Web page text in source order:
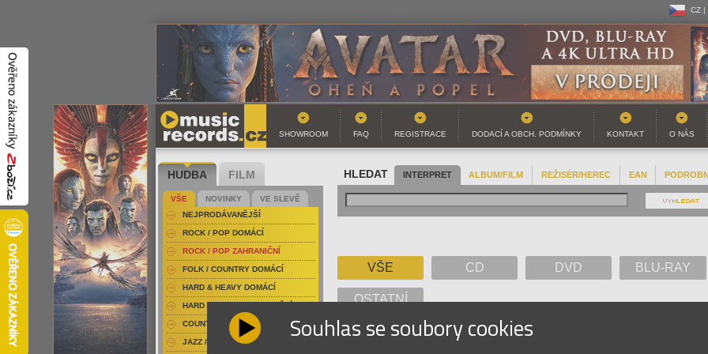
CZ |
CZ
SK
SHOWROOM
FAQ REGISTRACE DODACÍ A OBCH. PODMÍNKY KONTAKT O NÁS
HLEDAT INTERPRET ALBUM/FILM REŽISÉR/HEREC EAN
VŠE CD DVD BLU-RAY
OSTATNÍ
G
HUDBA FILM
VŠE NOVINKY
VE SLEVĚ
NEJPRODÁVANĚJŠÍ
ROCK / POP DOMÁCÍ
ROCK / POP ZAHRANIČNÍ
FOLK / COUNTRY DOMÁCÍ
HARD & HEAVY DOMÁCÍ
HARD & HEAVY ZAHRANIČNÍ
COUNTRY
JAZZ / BLUES Souhlas se soubory cookies